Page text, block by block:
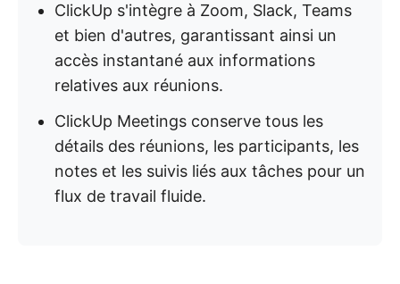
ClickUp s'intègre à Zoom, Slack, Teams
et bien d'autres, garantissant ainsi un
accès instantané aux informations
relatives aux réunions.
ClickUp Meetings conserve tous les
détails des réunions, les participants, les
notes et les suivis liés aux tâches pour un
flux de travail fluide.